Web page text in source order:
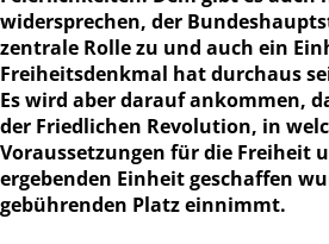
widersprechen, der
zentrale Rolle zu und auch ein
Freiheitsdenkmal hat durchaus
Es wird aber darauf ankommen,
der Friedlichen Revolution, in
Voraussetzungen für die Freiheit
ergebenden Einheit geschaffen
gebührenden Platz einnimmt.